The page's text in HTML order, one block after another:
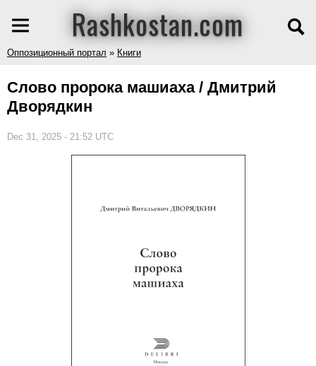
Rashkostan.com
Оппозиционный портал » Книги
Слово пророка машиаха / Дмитрий
Дворядкин
Dec 31, 2025 - 21:52 UTC